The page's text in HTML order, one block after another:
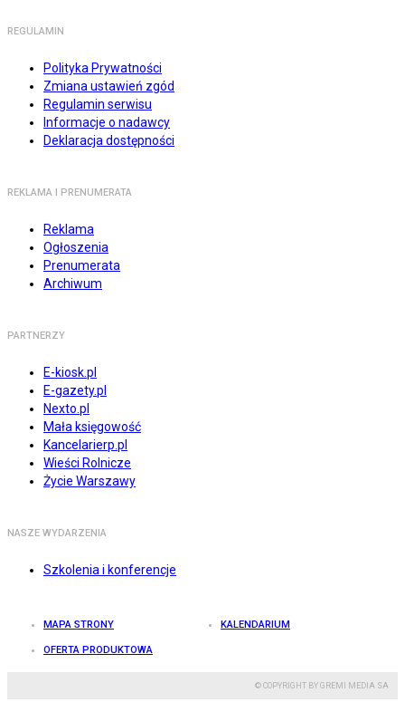
REGULAMIN
Polityka Prywatności
Zmiana ustawień zgód
Regulamin serwisu
Informacje o nadawcy
Deklaracja dostępności
REKLAMA I PRENUMERATA
Reklama
Ogłoszenia
Prenumerata
Archiwum
PARTNERZY
E-kiosk.pl
E-gazety.pl
Nexto.pl
Mała księgowość
Kancelarierp.pl
Wieści Rolnicze
Życie Warszawy
NASZE WYDARZENIA
Szkolenia i konferencje
MAPA STRONY KALENDARIUM
OFERTA PRODUKTOWA
© COPYRIGHT BY GREMI MEDIA SA